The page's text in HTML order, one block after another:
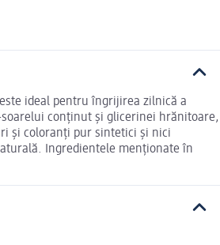
ideal pentru îngrijirea zilnică a
conținut și glicerinei hrănitoare,
și coloranți pur sintetici și nici
Ingredientele menționate în